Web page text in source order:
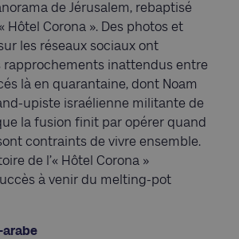
de Jérusalem, rebaptisé
Hôtel Corona ». Des photos et
les réseaux sociaux ont
rapprochements inattendus entre
là en quarantaine, dont Noam
upiste israélienne militante de
la fusion finit par opérer quand
contraints de vivre ensemble.
de l’« Hôtel Corona »
à venir du melting-pot
arabe